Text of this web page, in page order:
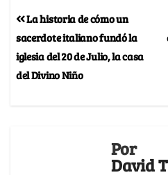
La historia de cómo un
sacerdote italiano fundó la
iglesia del 20 de Julio, la casa
del Divino Niño
Por
David